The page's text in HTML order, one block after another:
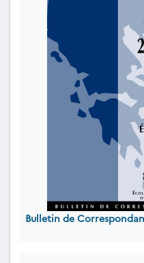
Bulletin de